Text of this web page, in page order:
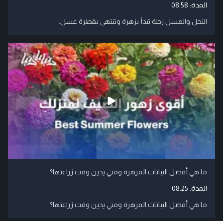
المدة: 08:58
النحل والعسل رحلة تبدأ بزهرة وتنتهي بقطرة عسل.
ما هي أفضل النباتات المزهرة ومتي يحين وقت زراعتها؟
المدة: 08:25
ما هي أفضل النباتات المزهرة ومتي يحين وقت زراعتها؟